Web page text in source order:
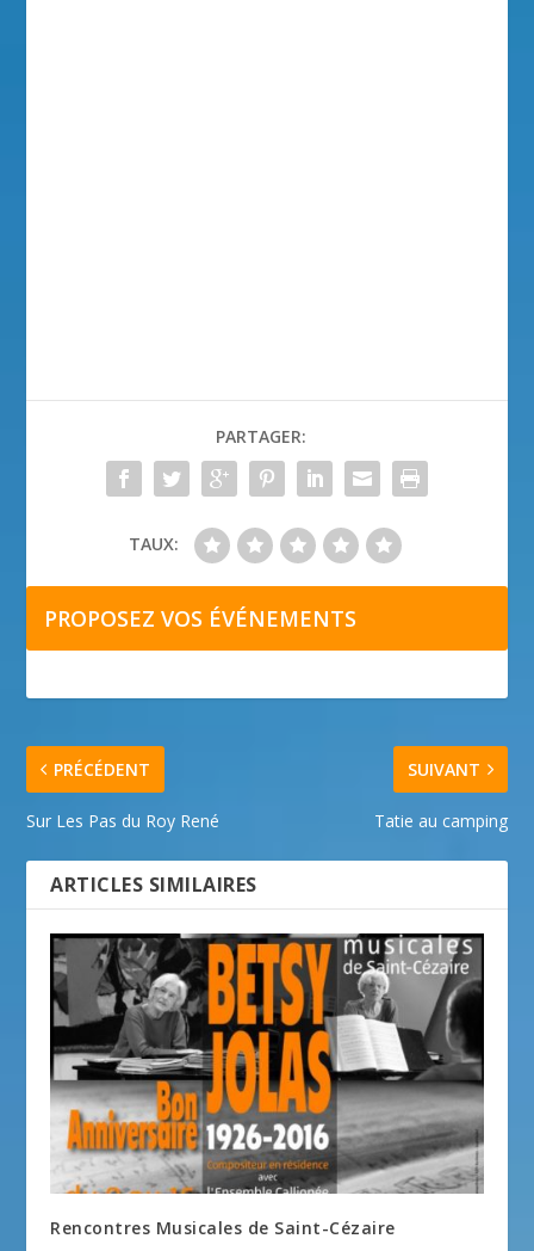
PARTAGER:
TAUX:
PROPOSEZ VOS ÉVÉNEMENTS
PRÉCÉDENT
Sur Les Pas du Roy René
SUIVANT
Tatie au camping
ARTICLES SIMILAIRES
Rencontres Musicales de Saint-Cézaire